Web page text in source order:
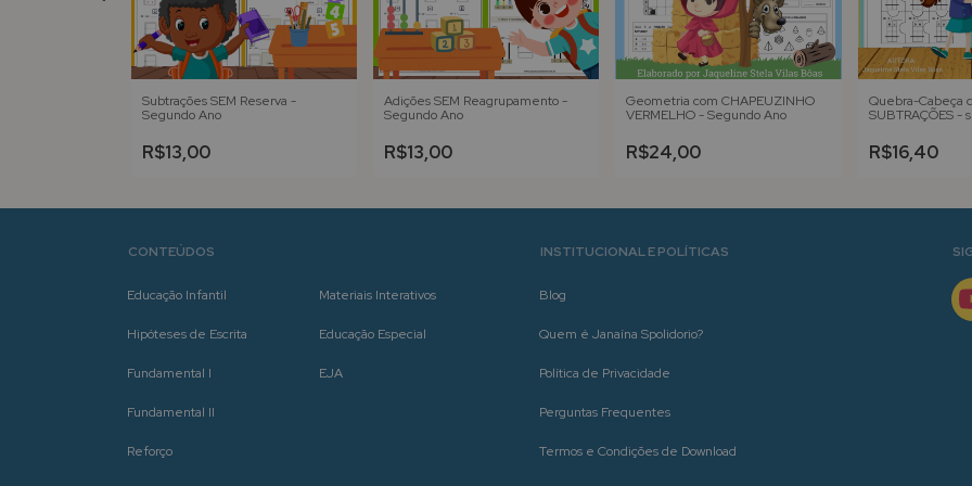
Subtrações SEM Reserva -
Segundo Ano
R$13,00
Adições SEM Reagrupamento -
Segundo Ano
R$13,00
Geometria com CHAPEUZINHO
VERMELHO - Segundo Ano
R$24,00
Quebra-Cabeça
SUBTRAÇÕES -
R$16,40
CONTEÚDOS
Educação Infantil
Hipóteses de Escrita
Fundamental I
Fundamental II
Reforço
Materiais Interativos
Educação Especial
EJA
INSTITUCIONAL E POLÍTICAS
Blog
Quem é Janaína Spolidorio?
Política de Privacidade
Perguntas Frequentes
Termos e Condições de Download